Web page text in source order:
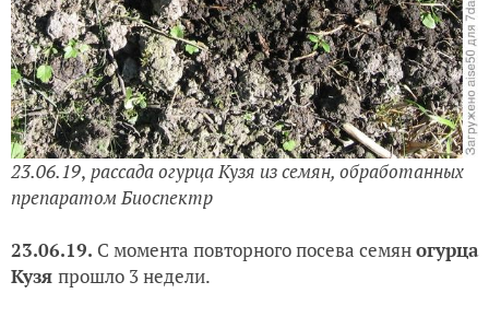
23.06.19, рассадаогурца Кузя из семян, обработанных
препаратом Биоспектр
23.06.19. С момента повторного посева семяногурца
Кузя прошло 3 недели.